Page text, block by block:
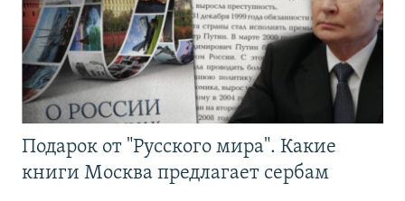
Подарок от "Русского мира". Какие
книги Москва предлагает сербам